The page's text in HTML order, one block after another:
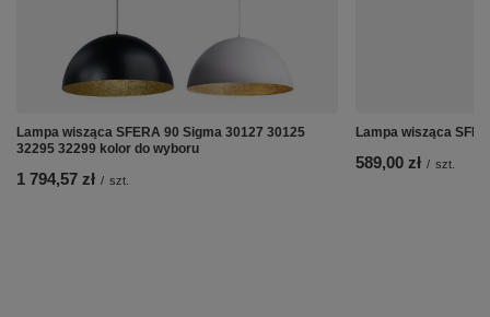
Lampa wisząca SFERA 90 Sigma 30127 30125
32295 32299 kolor do wyboru
1 794,57 zł / szt.
Lampa wisząca
589,00 zł / szt.